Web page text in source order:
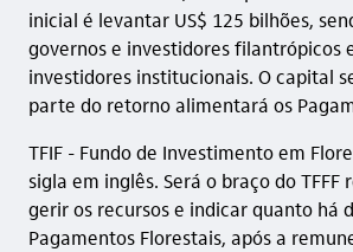
inicial é levantar US$ 125 bilhões,
governos e investidores filantrópicos
investidores institucionais. O capital
parte do retorno alimentará os
TFIF - Fundo de Investimento em
sigla em inglês. Será o braço do TFFF
gerir os recursos e indicar quanto há
Pagamentos Florestais, após a